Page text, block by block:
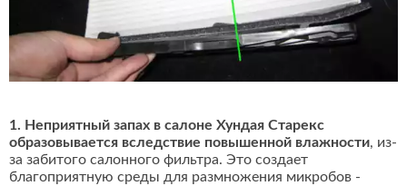
1. Неприятный запах в салоне Хундая Старекс
образовывается вследствие повышенной влажности, из-
за забитого салонного фильтра. Это создает
благоприятную среды для размножения микробов -